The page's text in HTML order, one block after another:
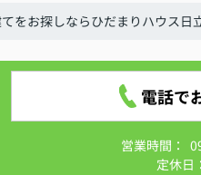
をお探しならひだまりハウス日
電話で
営業時間：
定休日：